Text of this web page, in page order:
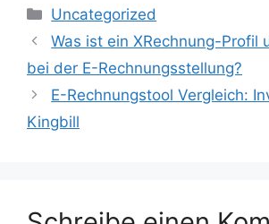
Kategorien
Uncategorized
Was ist ein XRechnung-Profil
bei der E-Rechnungsstellung?
E-Rechnungstool Vergleich:
Kingbill